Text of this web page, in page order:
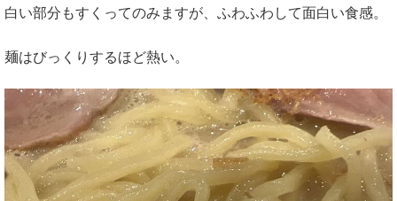
白い部分もすくってのみますが、ふわふわして面白い食感。
麺はびっくりするほど熱い。